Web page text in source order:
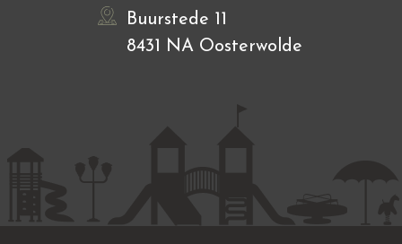
Buurstede 11
8431 NA Oosterwolde